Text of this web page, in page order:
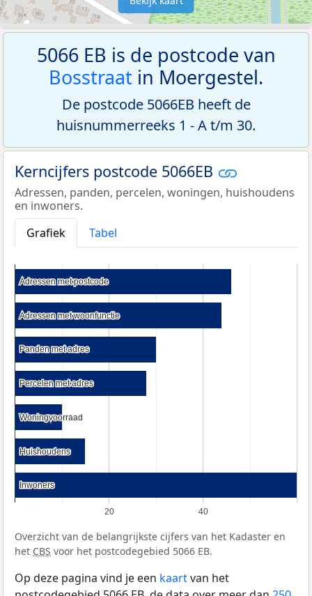
5066 EB is de postcode van
Bosstraat in Moergestel.
De postcode 5066EB heeft de
huisnummerreeks 1 - A t/m 30.
Kerncijfers postcode 5066EB
Adressen, panden, percelen, woningen, huishoudens
en inwoners.
Grafiek
Tabel
20 40
Adressen met postcode
Adressen met postcode
Adressen met woonfunctie
Adressen met woonfunctie
Panden met adres
Panden met adres
Percelen met adres
Percelen met adres
Woningvoorraad
Woningvoorraad
Huishoudens
Huishoudens
Inwoners
Inwoners
Overzicht van de belangrijkste cijfers van het Kadaster en
het CBS voor het postcodegebied 5066 EB.
Op deze pagina vind je een kaartvan het